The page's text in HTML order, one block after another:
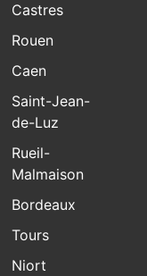
Castres
Rouen
Caen
Saint-Jean-
de-Luz
Rueil-
Malmaison
Bordeaux
Tours
Niort